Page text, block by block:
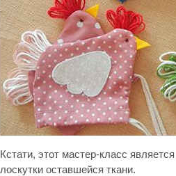
Кстати, этот мастер-класс
лоскутки оставшейся ткани.